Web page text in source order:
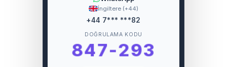
İngiltere (+44)
+44 7*** ***82
DOĞRULAMA KODU
847-293